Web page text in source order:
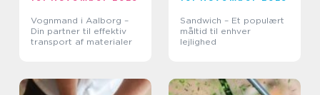
Vognmand i Aalborg –
Din partner til effektiv
transport af materialer
Sandwich – Et populært
måltid til enhver
lejlighed